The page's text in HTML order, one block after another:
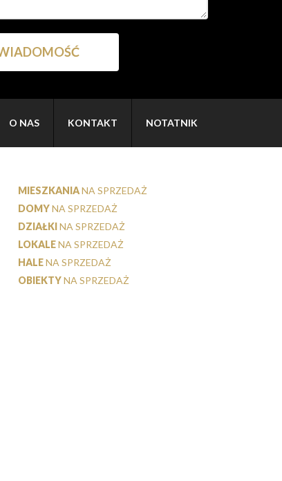
O NAS KONTAKT NOTATNIK
MIESZKANIANA SPRZEDAŻ
DOMYNA SPRZEDAŻ
DZIAŁKINA SPRZEDAŻ
LOKALENA SPRZEDAŻ
HALENA SPRZEDAŻ
OBIEKTYNA SPRZEDAŻ